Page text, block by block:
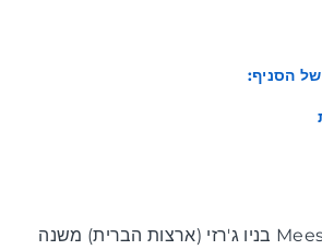
הסניף:
מחסן Meest Shopping בניו ג'רזי (ארצות הברית) משנה